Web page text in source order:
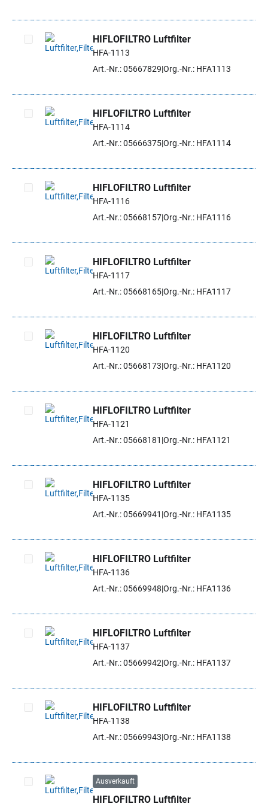
Artikel auswählen
HIFLOFILTRO Luftfilter
HFA-1113
Art.-Nr.: 05667829 Org.-Nr.: HFA1113
Artikel auswählen
HIFLOFILTRO Luftfilter
HFA-1114
Art.-Nr.: 05666375Org.-Nr.: HFA1114
Artikel auswählen
HIFLOFILTRO Luftfilter
HFA-1116
Art.-Nr.: 05668157Org.-Nr.: HFA1116
Artikel auswählen
HIFLOFILTRO Luftfilter
HFA-1117
Art.-Nr.: 05668165Org.-Nr.: HFA1117
Artikel auswählen
HIFLOFILTRO Luftfilter
HFA-1120
Art.-Nr.: 05668173 Org.-Nr.: HFA1120
Artikel auswählen
HIFLOFILTRO Luftfilter
HFA-1121
Art.-Nr.: 05668181 Org.-Nr.: HFA1121
Artikel auswählen
HIFLOFILTRO Luftfilter
HFA-1135
Art.-Nr.: 05669941 Org.-Nr.: HFA1135
Artikel auswählen
HIFLOFILTRO Luftfilter
HFA-1136
Art.-Nr.: 05669948 Org.-Nr.: HFA1136
Artikel auswählen
HIFLOFILTRO Luftfilter
HFA-1137
Art.-Nr.: 05669942 Org.-Nr.: HFA1137
Artikel auswählen
HIFLOFILTRO Luftfilter
HFA-1138
Art.-Nr.: 05669943 Org.-Nr.: HFA1138
Ausverkauft
HIFLOFILTRO Luftfilter